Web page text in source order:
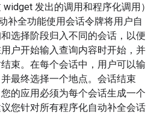
widget 发出的调用和程序化调用）
补全功能使用会话令牌将用户自
选择阶段归入不同的会话，以便
户开始输入查询内容时开始，并
束。在每个会话中，用户可以输
最终选择一个地点。会话结束
的应用必须为每个会话生成一个
您针对所有程序化自动补全会话